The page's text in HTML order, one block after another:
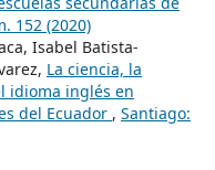
152 (2020)
Isabel Batista-
La ciencia, la
idioma inglés en
del Ecuador , Santiago: